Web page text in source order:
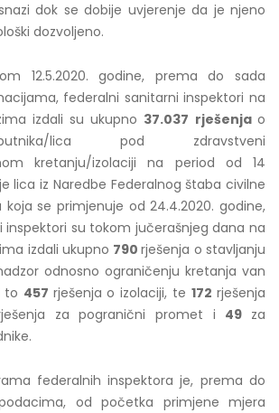
dok se dobije uvjerenje da je njeno
dozvoljeno.
12.5.2020. godine, prema do sada
federalni sanitarni inspektori na
izdali su ukupno 37.037 rješenja o
lica pod zdravstveni
kretanju/izolaciji na period od 14
lica iz Naredbe Federalnog štaba civilne
koja se primjenuje od 24.4.2020. godine,
inspektori su tokom jučerašnjeg dana na
izdali ukupno 790rješenja o stavljanju
odnosno ograničenju kretanja van
to 457 rješenja o izolaciji, te172rješenja
za pogranični promet i 49 za
federalnih inspektora je, prema do
od početka primjene mjera